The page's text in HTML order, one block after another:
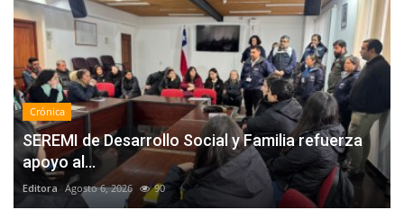
Crónica
SEREMI de Desarrollo Social y Familia refuerza
apoyo al...
Editora Agosto 6, 2026 90